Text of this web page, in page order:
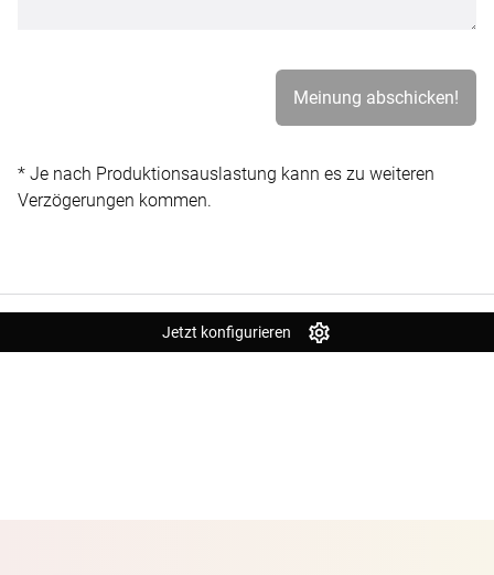
* Je nach Produktionsauslastung kann es zu weiteren
Verzögerungen kommen.
Jetzt konfigurieren